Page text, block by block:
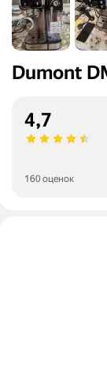
Dumont
4,7
160 оценок